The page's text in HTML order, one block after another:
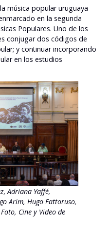
música popular uruguaya
en la segunda
Populares. Uno de los
conjugar dos códigos de
y continuar incorporando
en los estudios
,Adriana Yaffé,
Arim, Hugo Fattoruso,
Cine y Video de